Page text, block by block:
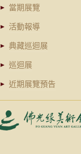
當期展覽
活動報導
典藏巡迴展
巡迴展
近期展覽預告